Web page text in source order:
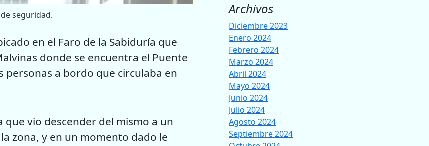
seguridad.
en el Faro de la Sabiduría que
donde se encuentra el Puente
personas a bordo que circulaba en
vio descender del mismo a un
zona, y en un momento dado le
Archivos
Diciembre 2023
Enero 2024
Febrero 2024
Marzo 2024
Abril 2024
Mayo 2024
Junio 2024
Julio 2024
Agosto 2024
Septiembre 2024